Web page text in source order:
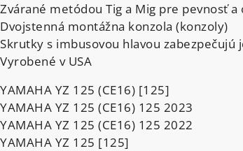
Zvárané metódou Tig a Mig pre pevnosť a
Dvojstenná montážna konzola (konzoly)
Skrutky s imbusovou hlavou
Vyrobené v USA
YAMAHA YZ 125 (CE16) [125]
YAMAHA YZ 125 (CE16) 125 2023
YAMAHA YZ 125 (CE16) 125 2022
YAMAHA YZ 125 [125]